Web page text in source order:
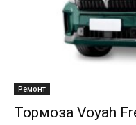
Ремонт
Тормоза Voyah